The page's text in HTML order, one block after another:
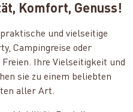
Komfort, Genuss!
und vielseitige
Campingreise oder
Ihre Vielseitigkeit und
sie zu einem beliebten
aller Art.